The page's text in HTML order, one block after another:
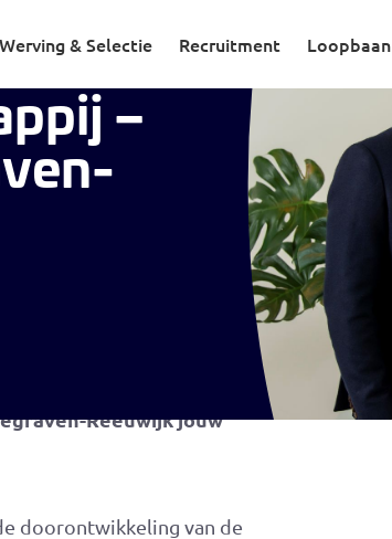
Werving & Selectie Recruitment Loopbaan
Reeuwijk
–
in een organisatie waar jij
jij verder op de kracht van
Reeuwijk jouw
doorontwikkeling van de